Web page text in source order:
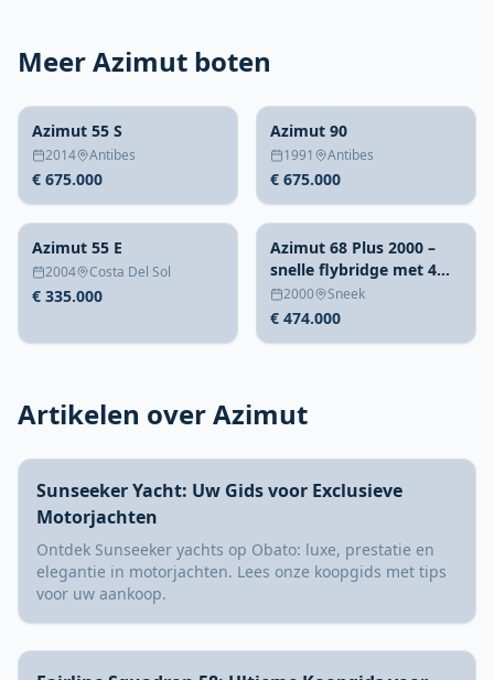
Meer Azimut boten
Azimut 55 S
2014 Antibes
€ 675.000
Azimut 90
1991 Antibes
€ 675.000
Azimut 55 E
2004 Costa Del Sol
€ 335.000
Azimut 68 Plus 2000 –
snelle flybridge met 4
hutten
2000 Sneek
€ 474.000
Artikelen over Azimut
Sunseeker Yacht: Uw Gids voor Exclusieve
Motorjachten
Ontdek Sunseeker yachts op Obato: luxe, prestatie en
elegantie in motorjachten. Lees onze koopgids met tips
voor uw aankoop.